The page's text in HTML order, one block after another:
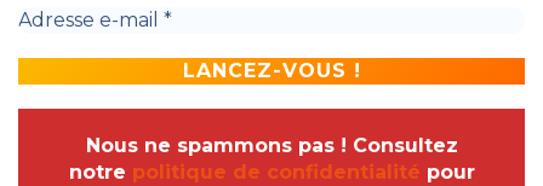
Nous ne spammons pas ! Consultez
notre politique de confidentialité pour